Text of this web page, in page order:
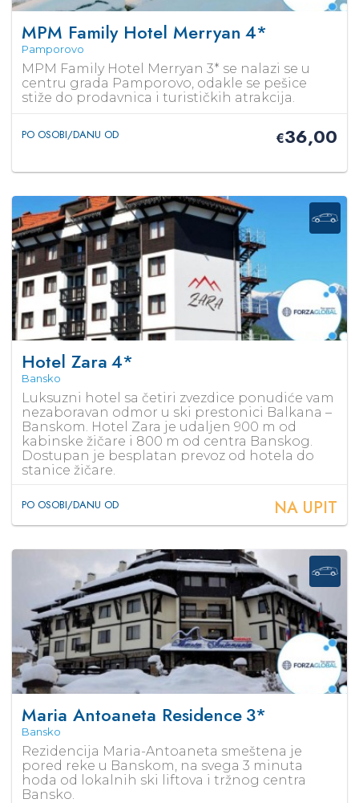
MPM Family Hotel Merryan 4*
Pamporovo
MPM Family Hotel Merryan 3* se nalazi se u
centru grada Pamporovo, odakle se pešice
stiže do prodavnica i turističkih atrakcija.
PO OSOBI/DANU OD €36,00
Hotel Zara4*
Bansko
Luksuzni hotel sa četiri zvezdice ponudiće vam
nezaboravan odmor u ski prestonici Balkana –
Banskom. Hotel Zara je udaljen 900 m od
kabinske žičare i 800 m od centra Banskog.
Dostupan je besplatan prevoz od hotela do
stanice žičare.
PO OSOBI/DANU OD NA UPIT
Maria Antoaneta Residence3*
Bansko
Rezidencija Maria-Antoaneta smeštena je
pored reke u Banskom, na svega 3 minuta
hoda od lokalnih ski liftova i tržnog centra
Bansko.